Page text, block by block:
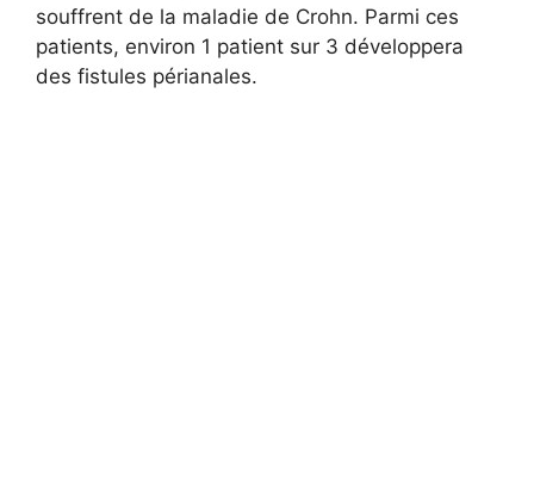
souffrent de la maladie de Crohn. Parmi ces
patients, environ 1 patient sur 3 développera
des fistules périanales.